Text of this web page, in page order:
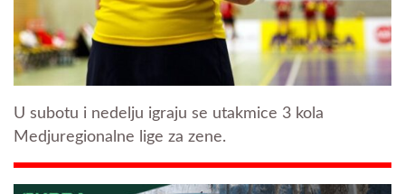
U subotu i nedelju igraju se utakmice 3 kola
Medjuregionalne lige za zene.